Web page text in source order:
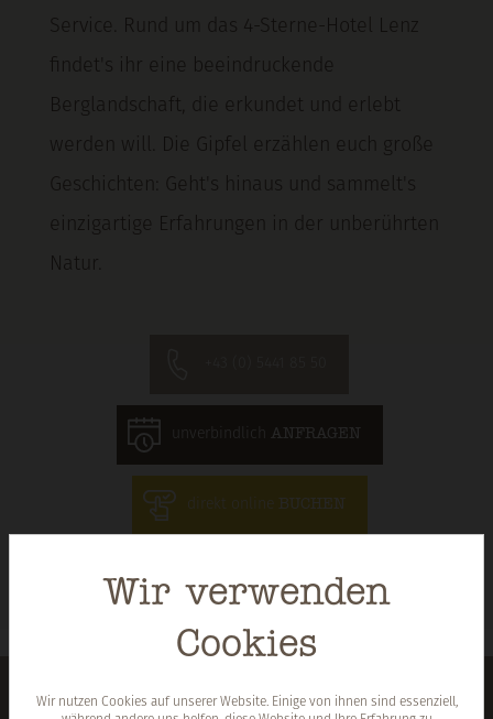
Service. Rund um das 4-Sterne-Hotel Lenz
findet's ihr eine beeindruckende
Berglandschaft, die erkundet und erlebt
werden will. Die Gipfel erzählen euch große
Geschichten: Geht's hinaus und sammelt's
einzigartige Erfahrungen in der unberührten
Natur.
unverbindlich ANFRAGEN
direkt online BUCHEN
Wir verwenden
Cookies
Wir nutzen Cookies auf unserer Website. Einige von ihnen sind essenziell,